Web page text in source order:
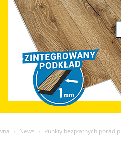
News Punkty bezpłatnych porad